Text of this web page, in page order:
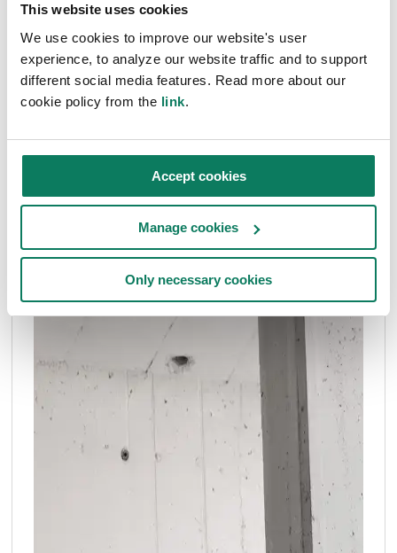
This website uses cookies
We use cookies to improve our website's user
experience, to analyze our website traffic and to support
different social media features. Read more about our
cookie policy from the link.
Accept cookies
Manage cookies
Only necessary cookies